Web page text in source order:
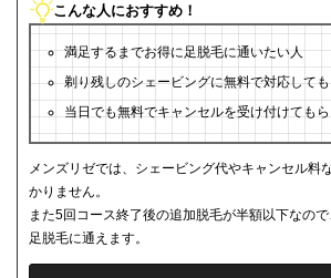
こんな人におすすめ！
満足するまでお得に足脱毛に通いたい人
剃り残しのシェービングに無料で対応して
当日でも無料でキャンセルを受け付けても
メンズリゼでは、シェービング代やキャンセル料
かりません。
また5回コース終了後の追加脱毛が半額以下なの
足脱毛に通えます。